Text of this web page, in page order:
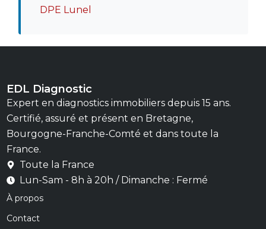
DPE Lunel
EDL Diagnostic
Expert en diagnostics immobiliers depuis 15 ans.
Certifié, assuré et présent en Bretagne,
Bourgogne-Franche-Comté et dans toute la
France.
Toute la France
Lun-Sam - 8h à 20h / Dimanche : Fermé
À propos
Contact